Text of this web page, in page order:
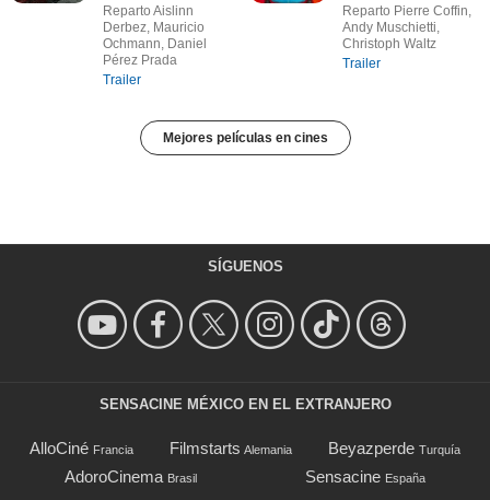
Reparto Aislinn
Derbez, Mauricio
Ochmann, Daniel
Pérez Prada
Trailer
Reparto Pierre Coffin,
Andy Muschietti,
Christoph Waltz
Trailer
Mejores películas en cines
SÍGUENOS
SENSACINE MÉXICO EN EL EXTRANJERO
AlloCiné Francia Filmstarts Alemania Beyazperde Turquía
AdoroCinema Brasil Sensacine España